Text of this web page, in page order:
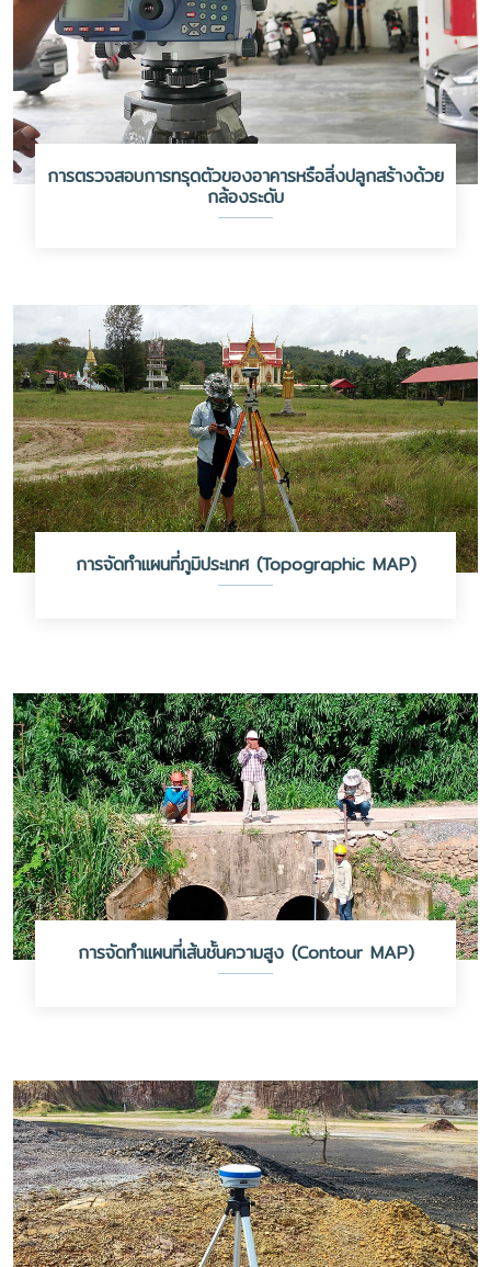
การตรวจสอบการทรุดตัวของอาคารหรือสิ่งปลูกสร้างด้วย
กล้องระดับ
การจัดทำแผนที่ภูมิประเทศ (Topographic MAP)
การจัดทำแผนที่เส้นชั้นความสูง (Contour MAP)